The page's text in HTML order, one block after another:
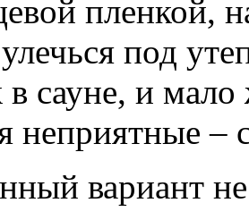
пленкой,
под
в сауне, и
неприятные –
вариант